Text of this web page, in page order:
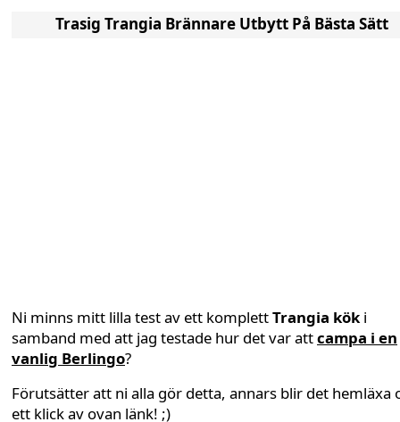
Trasig Trangia Brännare Utbytt På Bästa Sätt
Ni minns mitt lilla test av ett komplettTrangia köki
samband med att jag testade hur det var attcampa i en
vanlig Berlingo?
Förutsätter att ni alla gör detta, annars blir det hemläxa
ett klick av ovan länk! ;)